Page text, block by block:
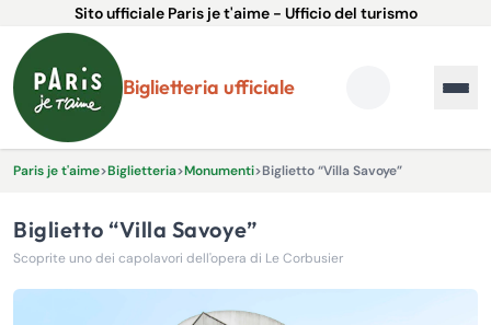
Sito ufficiale Paris je t'aime - Ufficio del turismo
Biglietteria ufficiale
Paris je t'aime>Biglietteria>Monumenti>Biglietto “Villa Savoye”
Biglietto “Villa Savoye”
Scoprite uno dei capolavori dell'opera di Le Corbusier